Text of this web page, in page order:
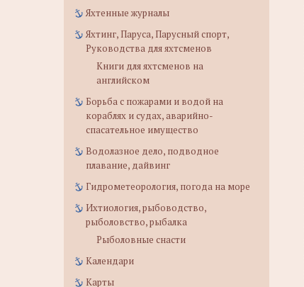
Яхтенные журналы
Яхтинг, Паруса, Парусный спорт,
Руководства для яхтсменов
Книги для яхтсменов на
английском
Борьба с пожарами и водой на
кораблях и судах, аварийно-
спасательное имущество
Водолазное дело, подводное
плавание, дайвинг
Гидрометеорология, погода на море
Ихтиология, рыбоводство,
рыболовство, рыбалка
Рыболовные снасти
Календари
Карты